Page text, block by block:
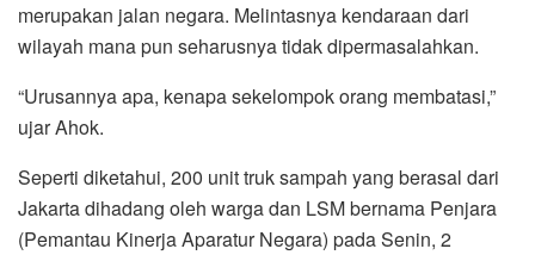
merupakan jalan negara. Melintasnya kendaraan dari
wilayah mana pun seharusnya tidak dipermasalahkan.
“Urusannya apa, kenapa sekelompok orang membatasi,”
ujar Ahok.
Seperti diketahui, 200 unit truk sampah yang berasal dari
Jakarta dihadang oleh warga dan LSM bernama Penjara
(Pemantau Kinerja Aparatur Negara) pada Senin, 2